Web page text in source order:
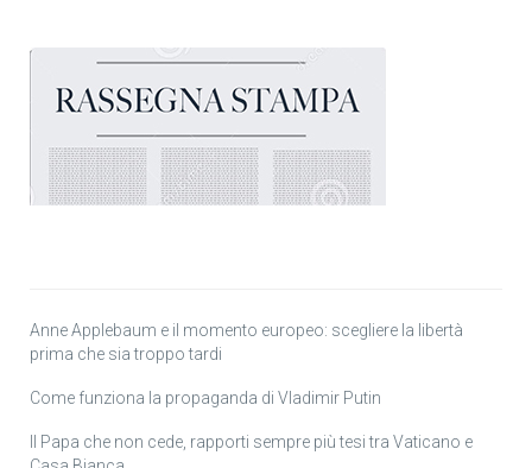
Anne Applebaum e il momento europeo: scegliere la libertà
prima che sia troppo tardi
Come funziona la propaganda di Vladimir Putin
Il Papa che non cede, rapporti sempre più tesi tra Vaticano e